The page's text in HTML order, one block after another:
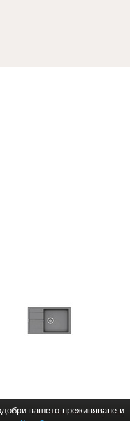
насмесители за кухня,
вашето преживяване и